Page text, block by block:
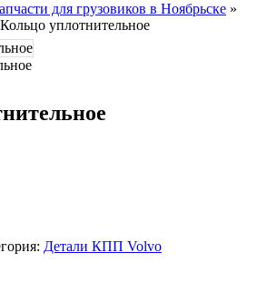
для грузовиков в Ноябрьске »
Кольцо уплотнительное
Детали КПП Volvo